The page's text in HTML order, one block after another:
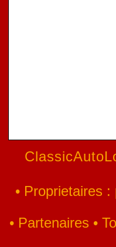
• Proprietaires :
• Partenaires •